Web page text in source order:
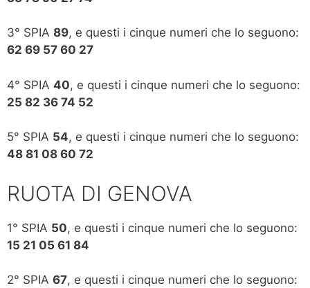
3° SPIA 89, e questi i cinque numeri che lo seguono:
62 69 57 60 27
4° SPIA 40, e questi i cinque numeri che lo seguono:
25 82 36 74 52
5° SPIA 54, e questi i cinque numeri che lo seguono:
48 81 08 60 72
RUOTA DI GENOVA
1° SPIA 50, e questi i cinque numeri che lo seguono:
15 21 05 61 84
2° SPIA 67, e questi i cinque numeri che lo seguono: